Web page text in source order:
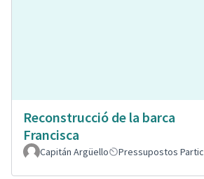
Reconstrucció de la barca
Francisca
Capitán Argüello Pressupostos